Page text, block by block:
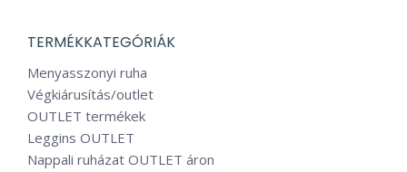
TERMÉKKATEGÓRIÁK
Menyasszonyi ruha
Végkiárusítás/outlet
OUTLET termékek
Leggins OUTLET
Nappali ruházat OUTLET áron